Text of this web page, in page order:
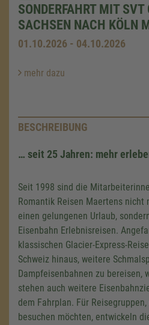
SONDERFAHRT MIT
SACHSEN NACH KÖLN
01.10.2026 - 04.10.2026
mehr dazu
BESCHREIBUNG
… seit 25 Jahren: mehr
Seit 1998 sind die
Romantik Reisen Maertens nicht
einen gelungenen Urlaub,
Eisenbahn Erlebnisreisen.
klassischen Glacier-Express-
Schweiz hinaus, weitere
Dampfeisenbahnen zu bereisen,
stehen auch weitere
dem Fahrplan. Für
besuchen möchten, entwickeln
Wir benötigen
um den Google
laden!